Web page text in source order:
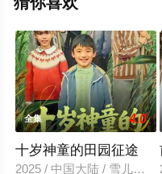
全集 4.0
十岁神童的田园征途
2025 / 中国大陆 / 雪儿＆刘